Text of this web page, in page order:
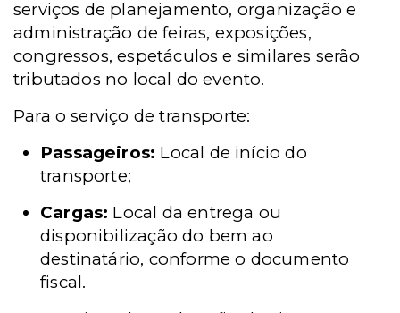
serviços de planejamento, organização e
administração de feiras, exposições,
congressos, espetáculos e similares serão
tributados no local do evento.
Para o serviço de transporte:
Passageiros: Local de início do
transporte;
Cargas: Local da entrega ou
disponibilização do bem ao
destinatário, conforme o documento
fiscal.